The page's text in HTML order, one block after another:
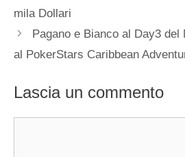
mila Dollari
Pagano e Bianco al Day3
al PokerStars Caribbean
Lascia un commento